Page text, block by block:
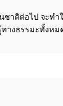
ชาติต่อไป จะท
างธรรมะทั้งห